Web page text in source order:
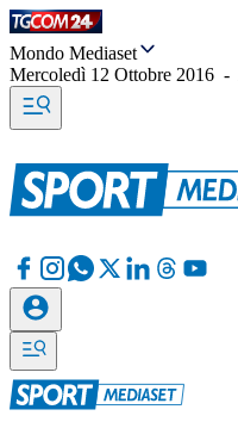
Mondo Mediaset
Mercoledì 12 Ottobre 2016 -